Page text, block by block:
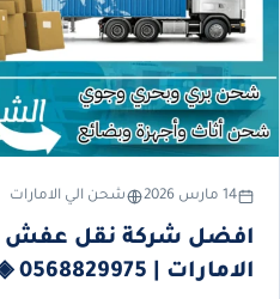
14 مارس 2026 شحن الي الامارات
افضل شركة نقل عفش
الامارات | 0568829975 ◈ إتقان بلا حدود